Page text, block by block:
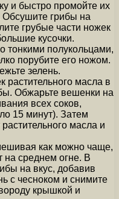
и быстро промойте их
Обсушите грибы на
грубые части ножек
кусочки.
тонкими полукольцами,
порубите его ножом.
зелень.
растительного масла в
Обжарьте вешенки на
всех соков,
15 минут). Затем
масла и
как можно чаще,
на среднем огне. В
на вкус, добавив
с чесноком и снимите
крышкой и